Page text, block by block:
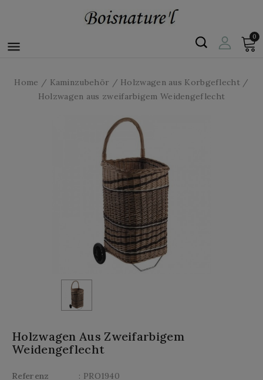

0
Home Kaminzubehör
Holzwagen aus Korbgeflecht
Holzwagen aus zweifarbigem Weidengeflecht
Holzwagen Aus Zweifarbigem
Weidengeflecht
Referenz
: PRO1940